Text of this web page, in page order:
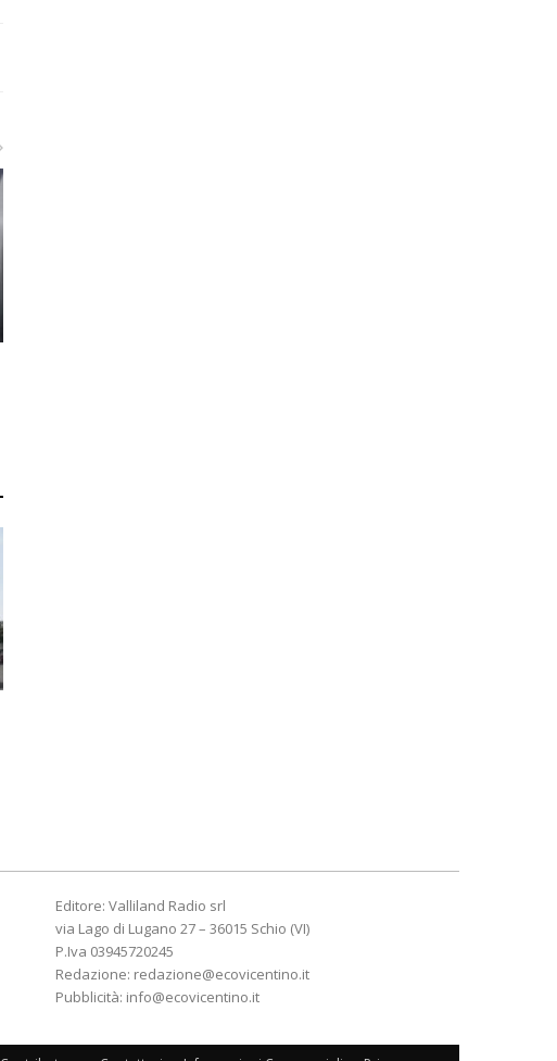
Editore: Valliland Radio srl
via Lago di Lugano 27 – 36015 Schio (VI)
P.Iva 03945720245
Redazione: redazione@ecovicentino.it
Pubblicità: info@ecovicentino.it